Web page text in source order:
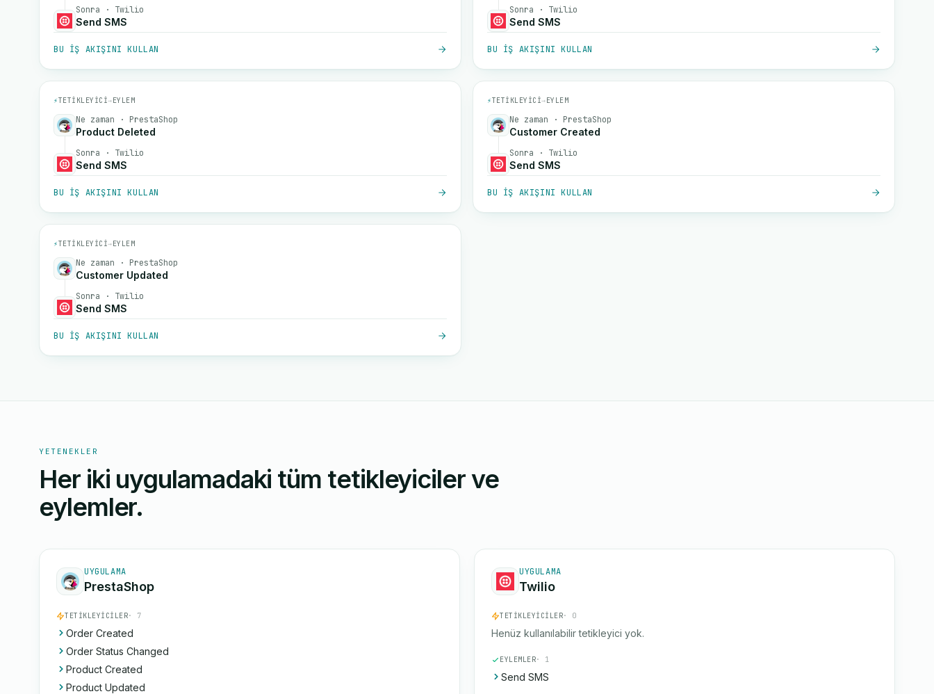
Sonra · Twilio
Send SMS
BU IŞ AKIŞINI KULLAN
Sonra · Twilio
Send SMS
BU IŞ AKIŞINI KULLAN
⚡TETIKLEYICI→EYLEM
Ne zaman · PrestaShop
Product Deleted
Sonra · Twilio
Send SMS
BU IŞ AKIŞINI KULLAN
⚡TETIKLEYICI→EYLEM
Ne zaman · PrestaShop
Customer Created
Sonra · Twilio
Send SMS
BU IŞ AKIŞINI KULLAN
⚡TETIKLEYICI→EYLEM
Ne zaman · PrestaShop
Customer Updated
Sonra · Twilio
Send SMS
BU IŞ AKIŞINI KULLAN
YETENEKLER
Her iki uygulamadaki tüm tetikleyiciler ve
eylemler.
UYGULAMA
PrestaShop
TETIKLEYICILER· 7
Order Created
Order Status Changed
Product Created
Product Updated
UYGULAMA
Twilio
TETIKLEYICILER· 0
Henüz kullanılabilir tetikleyici yok.
EYLEMLER· 1
Send SMS